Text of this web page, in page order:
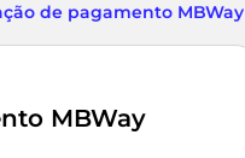
de pagamento MBWay
MBWay